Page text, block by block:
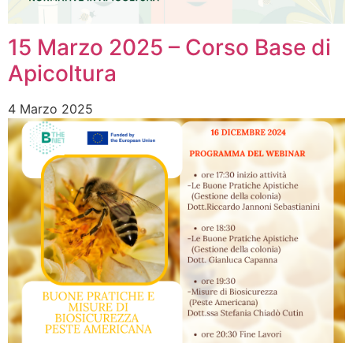
15 Marzo 2025 – Corso Base di
Apicoltura
4 Marzo 2025